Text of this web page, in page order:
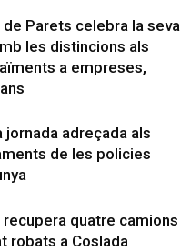
de Parets celebra la seva
les distincions als
a empreses,
jornada adreçada als
de les policies
recupera quatre camions
robats a Coslada